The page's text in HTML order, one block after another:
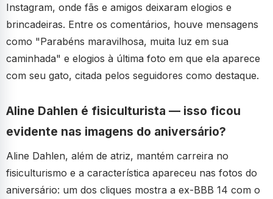
Instagram, onde fãs e amigos deixaram elogios e
brincadeiras. Entre os comentários, houve mensagens
como "Parabéns maravilhosa, muita luz em sua
caminhada" e elogios à última foto em que ela aparece
com seu gato, citada pelos seguidores como destaque.
Aline Dahlen é fisiculturista — isso ficou
evidente nas imagens do aniversário?
Aline Dahlen, além de atriz, mantém carreira no
fisiculturismo e a característica apareceu nas fotos do
aniversário: um dos cliques mostra a ex-BBB 14 com o